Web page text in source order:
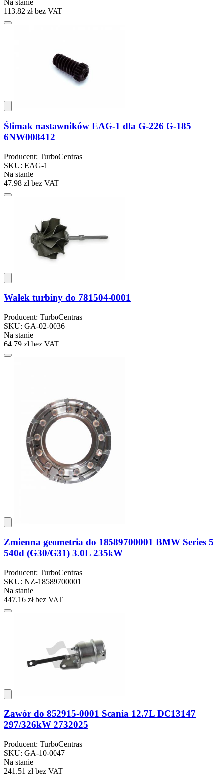
Na stanie
113.82 złbez VAT
Ślimak nastawników EAG-1 dla G-226 G-185
6NW008412
Producent: TurboCentras
SKU: EAG-1
Na stanie
47.98 złbez VAT
Wałek turbiny do 781504-0001
Producent: TurboCentras
SKU: GA-02-0036
Na stanie
64.79 złbez VAT
Zmienna geometria do 18589700001 BMW Series 5
540d (G30/G31) 3.0L 235kW
Producent: TurboCentras
SKU: NZ-18589700001
Na stanie
447.16 złbez VAT
Zawór do 852915-0001 Scania 12.7L DC13147
297/326kW 2732025
Producent: TurboCentras
SKU: GA-10-0047
Na stanie
241.51 złbez VAT